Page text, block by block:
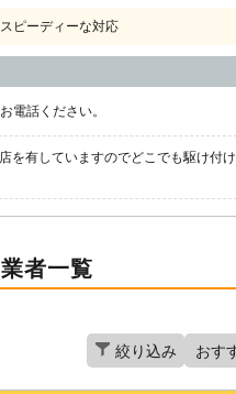
スピーディーな対応
電話ください。
を有していますのでどこでも駆け付け
者一覧
絞り込み